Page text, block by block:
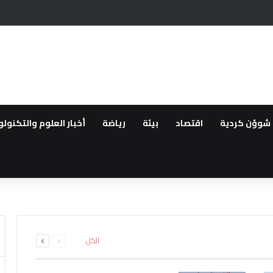
من الانقطاع
شوؤن كردية اقتصاد بيئة رياضة أخبار العلوم
تركيا تقيد حركة السفن
وإصابة اثنين آخرين
بحق سوري متهم بارتكاب
تقرُّ مشروع قانون تعزيز
الكل الصفحةالصفحة